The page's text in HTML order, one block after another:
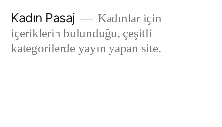
geç
Kadın Pasaj
Kadınlar için
içeriklerin bulunduğu, çeşitli
kategorilerde yayın yapan site.